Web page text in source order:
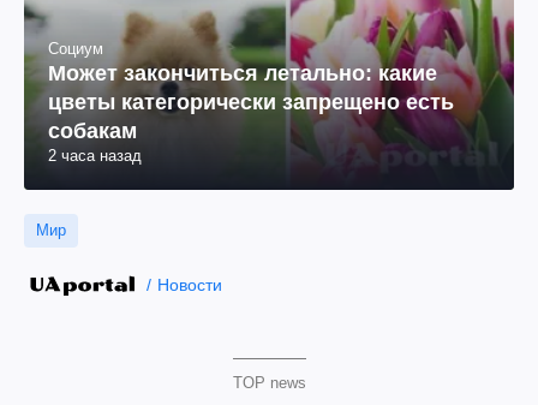
Социум
Может закончиться летально: какие
цветы категорически запрещено есть
собакам
2 часа назад
Мир
Новости
TOP news